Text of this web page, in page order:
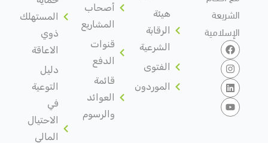
الشريعة
الإسلامية
هيئة
الرقابة
الشرعية
الفتوى
الموردون
أصحاب
المشاريع
قنوات
الدفع
قائمة
العوائد
والرسوم
المستهلك
ذوي
الاعاقة
دليل
التوعية
في
الاحتيال
المالي